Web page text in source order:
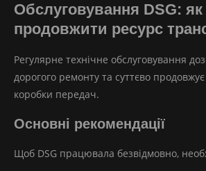
Обслуговування DSG: як
продовжити ресурс
Регулярне технічне обслуговування
дорогого ремонту та суттєво
коробки передач.
Основні рекомендації
Щоб DSG працювала безвідмовно,